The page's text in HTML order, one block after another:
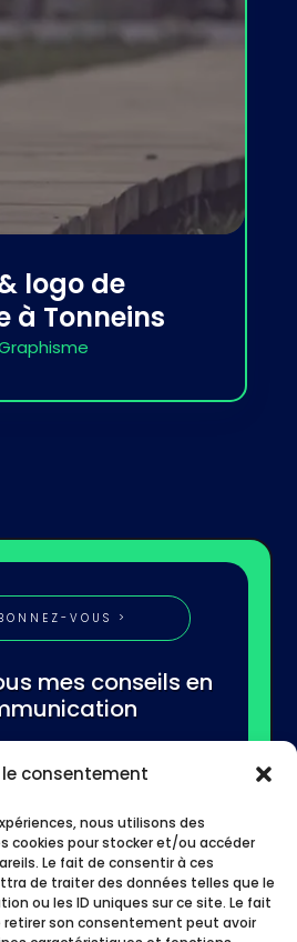
le consentement
nous utilisons des
cookies pour stocker et/ou accéder
Le fait de consentir à ces
de traiter des données telles que le
ou les ID uniques sur ce site. Le fait
retirer son consentement peut avoir
logo de
à Tonneins
VOUS >
mes conseils en